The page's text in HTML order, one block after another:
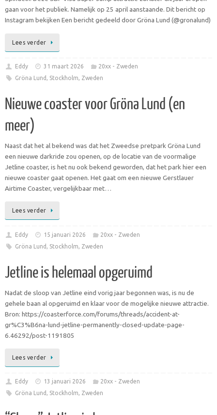
gaan voor het publiek. Namelijk op 25 april aanstaande. Dit bericht op
Instagram bekijken Een bericht gedeeld door Gröna Lund (@gronalund)
Lees verder
Eddy 31 maart 2026
20xx - Zweden
Gröna Lund , Stockholm, Zweden
Nieuwe coaster voor Gröna Lund (en
meer)
Naast dat het al bekend was dat het Zweedse pretpark Gröna Lund
een nieuwe darkride zou openen, op de locatie van de voormalige
Jetline coaster, is het nu ook bekend geworden, dat het park hier een
nieuwe coaster gaat openen. Het gaat om een nieuwe Gerstlauer
Airtime Coaster, vergelijkbaar met…
Lees verder
Eddy 15 januari 2026
20xx - Zweden
Gröna Lund
Stockholm Zweden
Jetline is helemaal opgeruimd
Nadat de sloop van Jetline eind vorig jaar begonnen was, is nu de
gehele baan al opgeruimd en klaar voor de mogelijke nieuwe attractie.
Bron: https://coasterforce.com/forums/threads/accident-at-
gr%C3%B6na-lund-jetline-permanently-closed-update-page-
6.46292/post-1191805
Lees verder
Eddy 13 januari 2026
20xx - Zweden
Gröna Lund , Stockholm, Zweden